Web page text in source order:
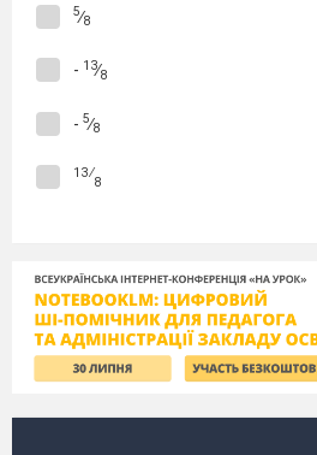
5∕8
- 13∕8
- 5∕8
13 ∕
8